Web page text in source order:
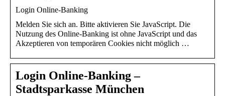
Login Online-Banking
Melden Sie sich an. Bitte aktivieren Sie JavaScript. Die
Nutzung des Online-Banking ist ohne JavaScript und das
Akzeptieren von temporären Cookies nicht möglich …
Login Online-Banking –
Stadtsparkasse München